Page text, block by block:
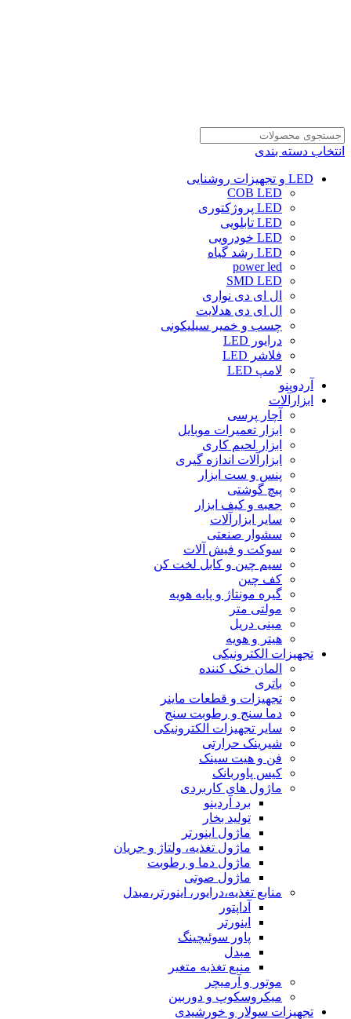
انتخاب دسته بندی
LED و تجهیزات روشنایی
COB LED
LED پروژکتوری
LED تابلویی
LED خودرویی
LED رشد گیاه
power led
SMD LED
ال ای دی نواری
ال ای دی هدلایت
چسب و خمیر سیلیکونی
درایور LED
فلاشر LED
لامپ LED
آردوینو
ابزارآلات
آچار پرسی
ابزار تعمیرات موبایل
ابزار لحیم کاری
ابزارآلات اندازه گیری
پنس و ست ابزار
پیچ گوشتی
جعبه و کیف ابزار
سایر ابزارآلات
سشوار صنعتی
سوکت و فیش آلات
سیم چین و کابل لخت کن
کف چین
گیره مونتاژ و پایه هویه
مولتی متر
مینی دریل
هیتر و هویه
تجهیزات الکترونیکی
المان خنک کننده
باتری
تجهیزات و قطعات ماینر
دما سنج و رطوبت سنج
سایر تجهیزات الکترونیکی
شیرینک حرارتی
فن و هیت سینک
کیس پاوربانک
ماژول های کاربردی
برد آردینو
تولید بخار
ماژول اینورتر
ماژول تغذیه، ولتاژ و جریان
ماژول دما و رطوبت
ماژول صوتی
منابع تغذیه،درایور، اینورتر،مبدل
آداپتور
اینورتر
پاور سوئیچینگ
مبدل
منبع تغذیه متغیر
موتور و آرمیچر
میکروسکوپ و دوربین
تجهیزات سولار و خورشیدی